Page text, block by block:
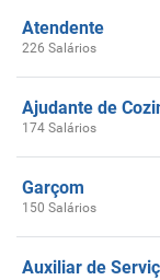
Atendente
226 Salários
Ajudante de
174 Salários
Garçom
150 Salários
Auxiliar de